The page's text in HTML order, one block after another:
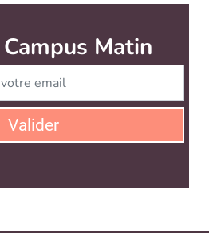
est édité par
& Recherche